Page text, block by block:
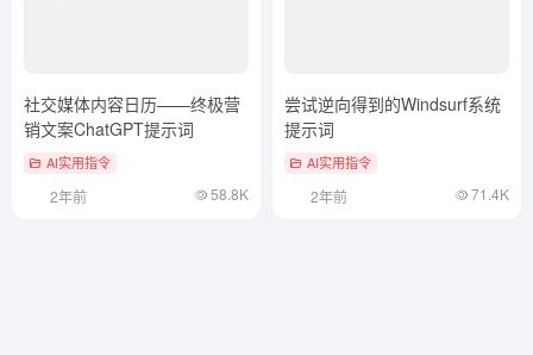
社交媒体内容日历——终极营
销文案ChatGPT提示词
AI实用指令
2年前 58.8K
尝试逆向得到的Windsurf系统
提示词
AI实用指令
2年前 71.4K